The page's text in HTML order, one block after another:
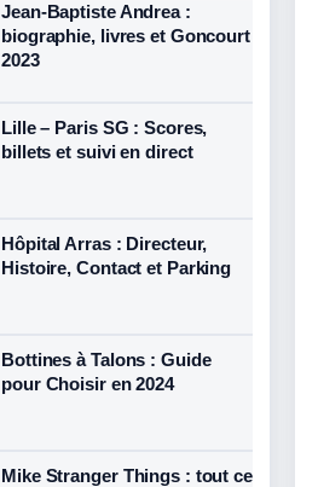
Jean-Baptiste Andrea :
biographie, livres et Goncourt
2023
Lille – Paris SG : Scores,
billets et suivi en direct
Hôpital Arras : Directeur,
Histoire, Contact et Parking
Bottines à Talons : Guide
pour Choisir en 2024
Mike Stranger Things : tout ce